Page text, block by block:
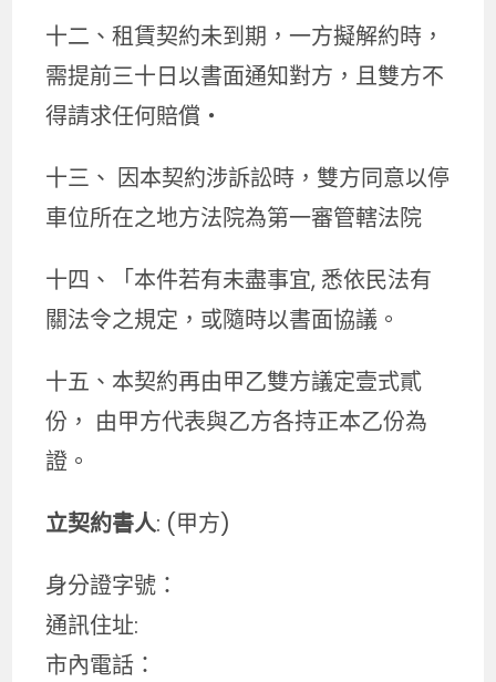
十二、租賃契約未到期，一方擬解約時，
需提前三十日以書面通知對方，且雙方不
得請求任何賠償・
十三、 因本契約涉訴訟時，雙方同意以停
車位所在之地方法院為第一審管轄法院
十四、「本件若有未盡事宜, 悉依民法有
關法令之規定，或隨時以書面協議。
十五、本契約再由甲乙雙方議定壹式貳
份， 由甲方代表與乙方各持正本乙份為
證。
立契約書人: (甲方)
身分證字號：
通訊住址:
市內電話：